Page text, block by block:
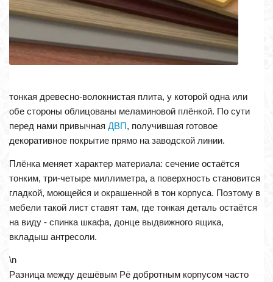
тонкая древесно-волокнистая плита, у которой одна или
обе стороны облицованы меламиновой плёнкой. По сути
перед нами привычная ДВП, получившая готовое
декоративное покрытие прямо на заводской линии.
Плёнка меняет характер материала: сечение остаётся
тонким, три-четыре миллиметра, а поверхность становится
гладкой, моющейся и окрашенной в тон корпуса. Поэтому в
мебели такой лист ставят там, где тонкая деталь остаётся
на виду - спинка шкафа, донце выдвижного ящика,
вкладыш антресоли.
\n
Разница между дешёвым Рё добротным корпусом часто